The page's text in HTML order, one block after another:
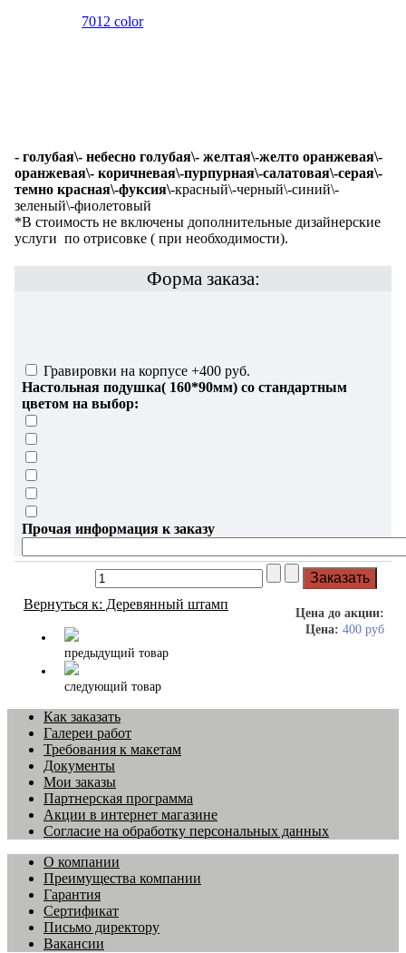
- голубая\- небесно голубая\- желтая\-желто оранжевая\-
оранжевая\- коричневая\-пурпурная\-салатовая\-серая\-
темно красная\-фуксия\-красный\-черный\-синий\-
зеленый\-фиолетовый
*В стоимость не включены дополнительные дизайнерские
услуги по отрисовке ( при необходимости).
Форма заказа:
Гравировки на корпусе +400 руб.
Настольная подушка( 160*90мм) со стандартным
цветом на выбор:
Прочая информация к заказу
Цена до акции:
Цена: 400 руб
Вернуться к: Деревянный штамп
предыдущий товар
следующий товар
Как заказать
Галереи работ
Требования к макетам
Документы
Мои заказы
Партнерская программа
Акции в интернет магазине
Согласие на обработку персональных данных
О компании
Преимущества компании
Гарантия
Сертификат
Письмо директору
Вакансии